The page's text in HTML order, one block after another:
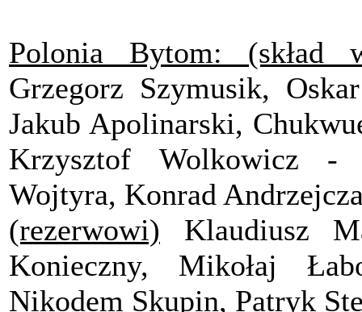
Polonia Bytom: (skład
Grzegorz Szymusik,
Jakub Apolinarski,
Krzysztof Wolkowicz -
Wojtyra, Konrad
(rezerwowi) Klaudiusz
Konieczny, Mikołaj
Nikodem Skupin, Patryk